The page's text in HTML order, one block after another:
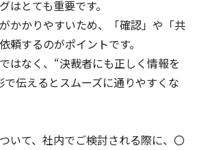
はとても重要です。
かかりやすいため、「確認」や「共
頼するのがポイントです。
はなく、“決裁者にも正しく情報を
伝えるとスムーズに通りやすくな
いて、社内でご検討される際に、〇